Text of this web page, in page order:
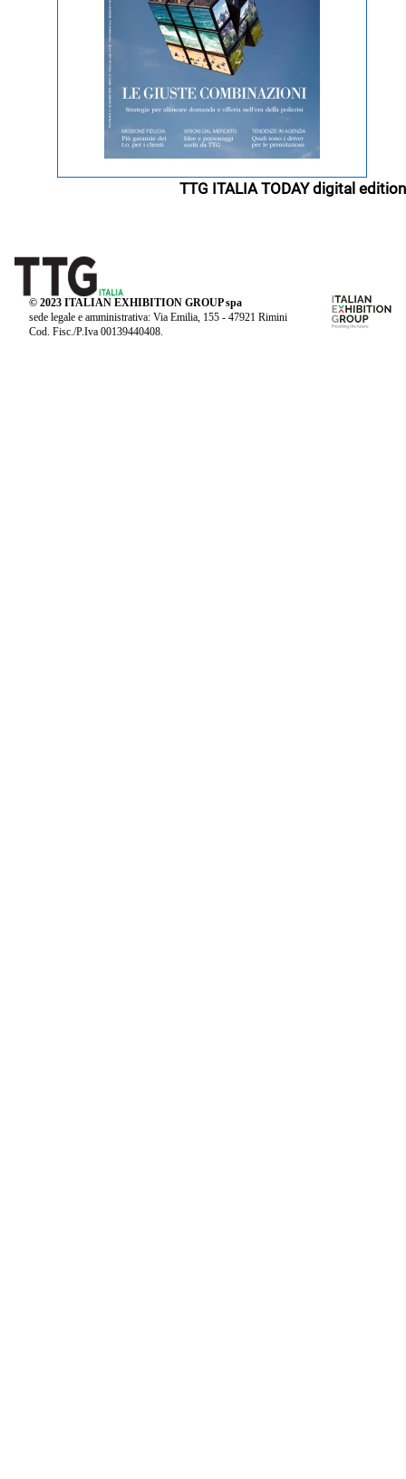
TTG ITALIA TODAY digital edition
© 2023 ITALIAN EXHIBITION GROUP spa
sede legale e amministrativa: Via Emilia, 155 - 47921 Rimini
Cod. Fisc./P.Iva 00139440408.